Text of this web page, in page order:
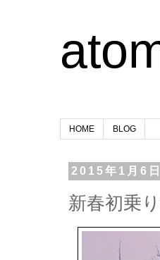
HOME BLOG
2015年1月6日
新春初乗